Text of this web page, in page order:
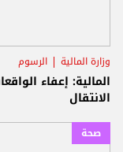
وزارة المالية الرسوم
الانتقال
صحة